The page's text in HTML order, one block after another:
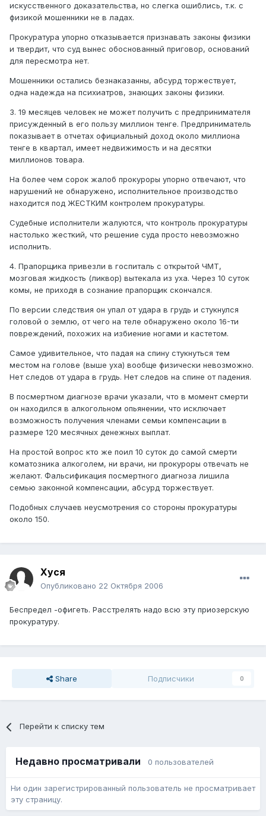
искусственного доказательства, но слегка ошиблись, т.к. с
физикой мошенники не в ладах.
Прокуратура упорно отказывается признавать законы физики
и твердит, что суд вынес обоснованный приговор, оснований
для пересмотра нет.
Мошенники остались безнаказанны, абсурд торжествует,
одна надежда на психиатров, знающих законы физики.
3. 19 месяцев человек не может получить с предпринимателя
присужденный в его пользу миллион тенге. Предприниматель
показывает в отчетах официальный доход около миллиона
тенге в квартал, имеет недвижимость и на десятки
миллионов товара.
На более чем сорок жалоб прокуроры упорно отвечают, что
нарушений не обнаружено, исполнительное производство
находится под ЖЕСТКИМ контролем прокуратуры.
Судебные исполнители жалуются, что контроль прокуратуры
настолько жесткий, что решение суда просто невозможно
исполнить.
4. Прапорщика привезли в госпиталь с открытой ЧМТ,
мозговая жидкость (ликвор) вытекала из уха. Через 10 суток
комы, не приходя в сознание прапорщик скончался.
По версии следствия он упал от удара в грудь и стукнулся
головой о землю, от чего на теле обнаружено около 16-ти
повреждений, похожих на избиение ногами и кастетом.
Самое удивительное, что падая на спину стукнуться тем
местом на голове (выше уха) вообще физически невозможно.
Нет следов от удара в грудь. Нет следов на спине от падения.
В посмертном диагнозе врачи указали, что в момент смерти
он находился в алкогольном опьянении, что исключает
возможность получения членами семьи компенсации в
размере 120 месячных денежных выплат.
На простой вопрос кто же поил 10 суток до самой смерти
коматозника алкоголем, ни врачи, ни прокуроры отвечать не
желают. Фальсификация посмертного диагноза лишила
семью законной компенсации, абсурд торжествует.
Подобных случаев неусмотрения со стороны прокуратуры
около 150.
Хуся
Опубликовано 22 Октября 2006
Беспредел -офигеть. Расстрелять надо всю эту приозерскую
прокуратуру.
Share Подписчики 0
Перейти к списку тем
Недавно просматривали 0 пользователей
Ни один зарегистрированный пользователь не просматривает
эту страницу.